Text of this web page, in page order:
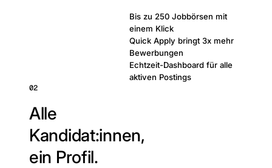
Bis zu 250 Jobbörsen mit
einem Klick
Quick Apply bringt 3x mehr
Bewerbungen
Echtzeit-Dashboard für alle
aktiven Postings
02
Alle
Kandidat:innen,
ein Profil.